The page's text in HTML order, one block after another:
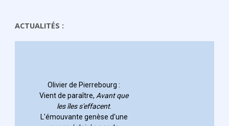
ACTUALITÉS :